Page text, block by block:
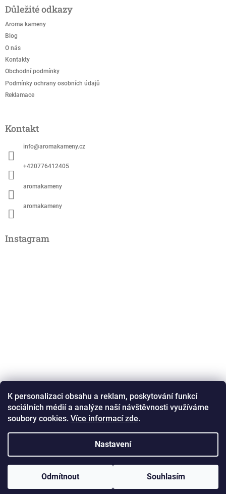
K personalizaci obsahu a reklam, poskytování funkcí
sociálních médií a analýze naší návštěvnosti využíváme
soubory cookies. Více informací zde.
Nastavení
Odmítnout Souhlasím
pDůležité odkazy
Aroma kameny
Blog
O nás
Kontakty
Obchodní podmínky
Podmínky ochrany osobních údajů
Reklamace
Kontakt
info@aromakameny.cz
+420776412405
aromakameny
aromakameny
Instagram
Sledovat na Instagramu
Vytvořil Shoptet Copyright 2026 Aromakameny.cz. Všechna práva
Upravit nastavení cookies